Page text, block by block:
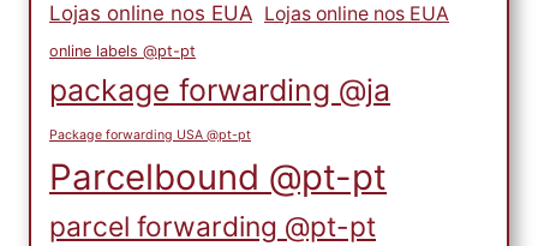
Lojas online nos EUA Lojas online nos EUA
online labels @pt-pt
package forwarding @ja
Package forwarding USA @pt-pt
Parcelbound @pt-pt
parcel forwarding @pt-pt